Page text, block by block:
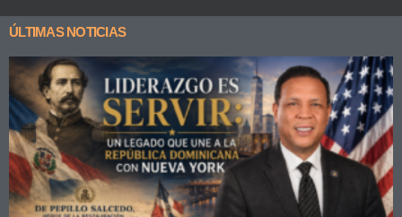
ÚLTIMAS NOTICIAS